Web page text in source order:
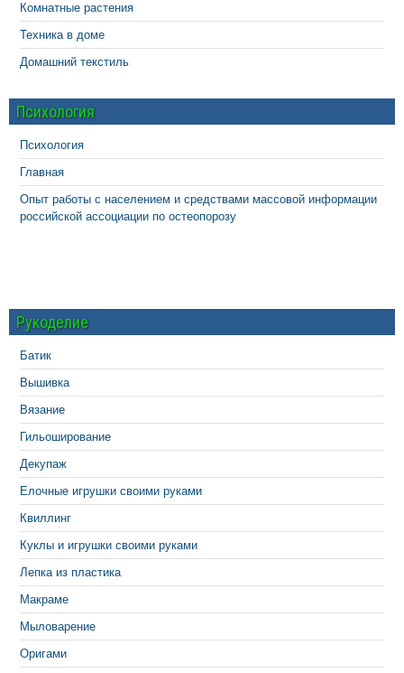
Комнатные растения
Техника в доме
Домашний текстиль
Психология
Психология
Главная
Опыт работы с населением и средствами массовой информации
российской ассоциации по остеопорозу
Рукоделие
Батик
Вышивка
Вязание
Гильоширование
Декупаж
Елочные игрушки своими руками
Квиллинг
Куклы и игрушки своими руками
Лепка из пластика
Макраме
Мыловарение
Оригами